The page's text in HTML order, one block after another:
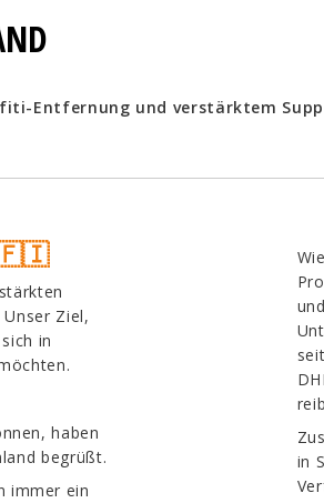
Entfernung und verstärktem
🇫🇮
Ziel,
in
haben
begrüßt.
immer ein
in